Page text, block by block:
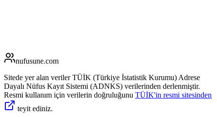
nufusune.com
Sitede yer alan veriler TÜİK (Türkiye İstatistik Kurumu) Adrese
Dayalı Nüfus Kayıt Sistemi (ADNKS) verilerinden derlenmiştir.
Resmi kullanım için verilerin doğruluğunu TÜİK'in resmi sitesinden
teyit ediniz.